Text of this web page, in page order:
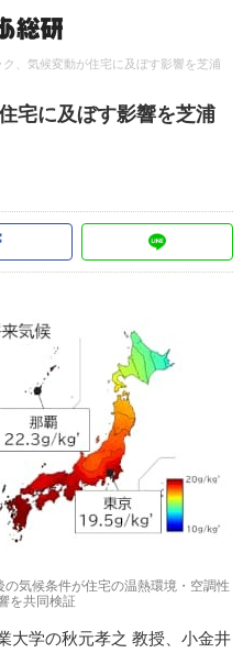
、気候変動が住宅に及ぼす影響を芝浦
宅に及ぼす影響を芝浦
気候条件が住宅の温熱環境・空調性
を共同検証
大学の秋元孝之 教授、小金井